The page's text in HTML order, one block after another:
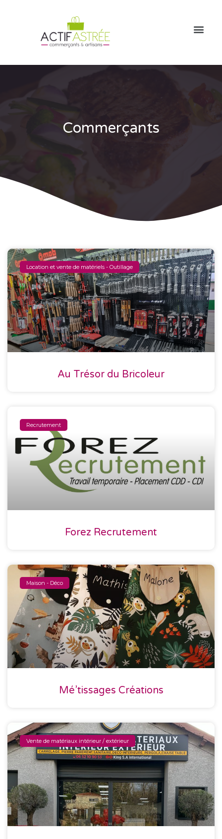
Commerçants
Location et vente de matériels - Outillage
Au Trésor du Bricoleur
Recrutement
Forez Recrutement
Maison - Déco
Mé’tissages Créations
Vente de matériaux intérieur / extérieur